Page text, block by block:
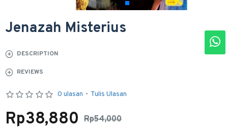
Jenazah Misterius
DESCRIPTION
REVIEWS
0 ulasan - Tulis Ulasan
Rp54,000
Rp38,880